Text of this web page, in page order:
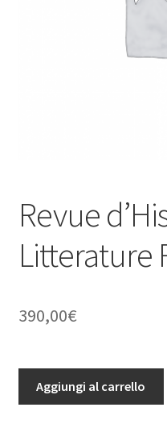
Revue
Litterature
390,00€
d'Histoire
Aggiungi al carrello